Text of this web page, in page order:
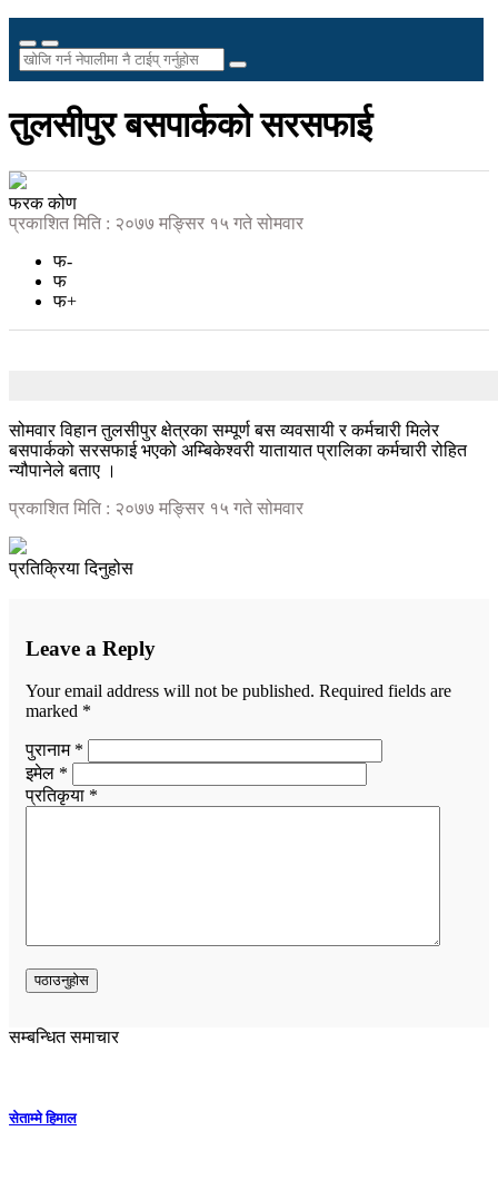
तुलसीपुर बसपार्कको सरसफाई
फरक कोण
प्रकाशित मिति : २०७७ मङ्सिर १५ गते सोमवार
फ-
फ
फ+
सोमवार विहान तुलसीपुर क्षेत्रका सम्पूर्ण बस व्यवसायी र कर्मचारी मिलेर
बसपार्कको सरसफाई भएको अम्बिकेश्वरी यातायात प्रालिका कर्मचारी रोहित
न्यौपानेले बताए ।
प्रकाशित मिति : २०७७ मङ्सिर १५ गते सोमवार
प्रतिक्रिया दिनुहोस
Leave a Reply
Your email address will not be published. Required fields are
marked *
पुरानाम *
इमेल *
प्रतिकृया *
सम्बन्धित समाचार
सेताम्मे हिमाल